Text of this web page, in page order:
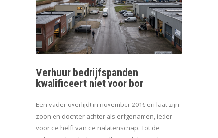
Verhuur bedrijfspanden
kwalificeert niet voor bor
Een vader overlijdt in november 2016 en laat zijn
zoon en dochter achter als erfgenamen, ieder
voor de helft van de nalatenschap. Tot de